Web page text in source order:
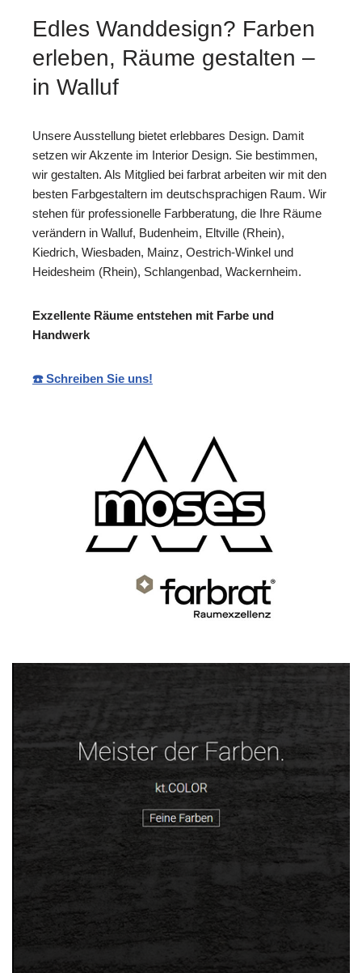
Edles Wanddesign? Farben
erleben, Räume gestalten –
in Walluf
Unsere Ausstellung bietet erlebbares Design. Damit
setzen wir Akzente im Interior Design. Sie bestimmen,
wir gestalten. Als Mitglied bei farbrat arbeiten wir mit den
besten Farbgestaltern im deutschsprachigen Raum. Wir
stehen für professionelle Farbberatung, die Ihre Räume
verändern in Walluf, Budenheim, Eltville (Rhein),
Kiedrich, Wiesbaden, Mainz, Oestrich-Winkel und
Heidesheim (Rhein), Schlangenbad, Wackernheim.
Exzellente Räume entstehen mit Farbe und
Handwerk
☎️ Schreiben Sie uns!